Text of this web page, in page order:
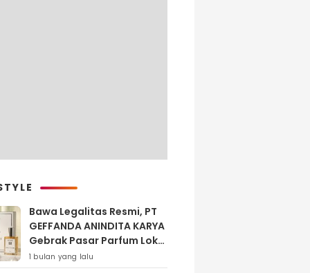
Bawa Legalitas Resmi, PT
GEFFANDA ANINDITA KARYA
Gebrak Pasar Parfum Lokal
Lewat Varian ‘Daily Bliss’
1 bulan yang lalu